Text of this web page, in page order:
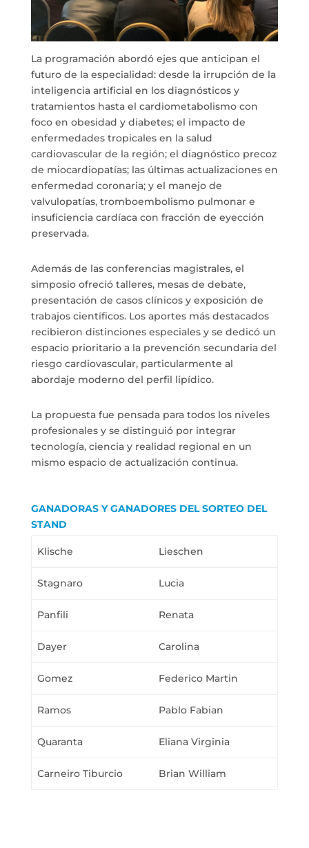
La programación abordó ejes que anticipan el
futuro de la especialidad: desde la irrupción de la
inteligencia artificial en los diagnósticos y
tratamientos hasta el cardiometabolismo con
foco en obesidad y diabetes; el impacto de
enfermedades tropicales en la salud
cardiovascular de la región; el diagnóstico precoz
de miocardiopatías; las últimas actualizaciones en
enfermedad coronaria; y el manejo de
valvulopatías, tromboembolismo pulmonar e
insuficiencia cardíaca con fracción de eyección
preservada.
Además de las conferencias magistrales, el
simposio ofreció talleres, mesas de debate,
presentación de casos clínicos y exposición de
trabajos científicos. Los aportes más destacados
recibieron distinciones especiales y se dedicó un
espacio prioritario a la prevención secundaria del
riesgo cardiovascular, particularmente al
abordaje moderno del perfil lipídico.
La propuesta fue pensada para todos los niveles
profesionales y se distinguió por integrar
tecnología, ciencia y realidad regional en un
mismo espacio de actualización continua.
GANADORAS Y GANADORES DEL SORTEO DEL
STAND
Klische Lieschen
Stagnaro Lucia
Panfili Renata
Dayer Carolina
Gomez Federico Martin
Ramos Pablo Fabian
Quaranta Eliana Virginia
Carneiro Tiburcio Brian William